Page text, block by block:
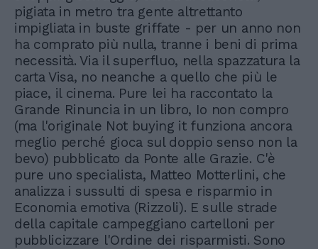
pigiata in metro tra gente altrettanto
impigliata in buste griffate - per un anno non
ha comprato più nulla, tranne i beni di prima
necessità. Via il superfluo, nella spazzatura la
carta Visa, no neanche a quello che più le
piace, il cinema. Pure lei ha raccontato la
Grande Rinuncia in un libro, Io non compro
(ma l'originale Not buying it funziona ancora
meglio perché gioca sul doppio senso non la
bevo) pubblicato da Ponte alle Grazie. C'è
pure uno specialista, Matteo Motterlini, che
analizza i sussulti di spesa e risparmio in
Economia emotiva (Rizzoli). E sulle strade
della capitale campeggiano cartelloni per
pubblicizzare l'Ordine dei risparmisti. Sono